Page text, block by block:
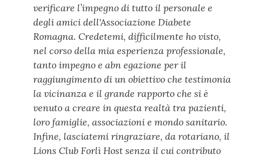
verificare l’impegno di tutto il personale e
degli amici dell'Associazione Diabete
Romagna. Credetemi, difficilmente ho visto,
nel corso della mia esperienza professionale,
tanto impegno e abn egazione per il
raggiungimento di un obiettivo che testimonia
la vicinanza e il grande rapporto che si è
venuto a creare in questa realtà tra pazienti,
loro famiglie, associazioni e mondo sanitario.
Infine, lasciatemi ringraziare, da rotariano, il
Lions Club Forlì Host senza il cui contributo